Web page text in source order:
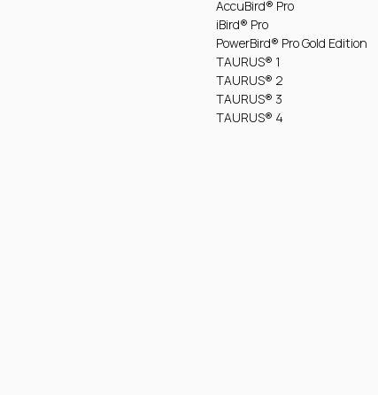
AccuBird® Pro
iBird® Pro
PowerBird® Pro Gold Edition
TAURUS® 1
TAURUS® 2
TAURUS® 3
TAURUS® 4